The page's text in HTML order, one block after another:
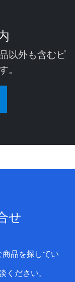
以外も含むピ
。
せ
商品を探してい
ください。